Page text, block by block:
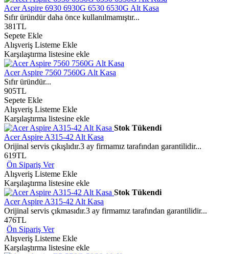
Acer Aspire 6930 6930G 6530 6530G Alt Kasa
Sıfır üründür daha önce kullanılmamıştır...
381TL
Sepete Ekle
Alışveriş Listeme Ekle
Karşılaştırma listesine ekle
Acer Aspire 7560 7560G Alt Kasa
Sıfır üründür...
905TL
Sepete Ekle
Alışveriş Listeme Ekle
Karşılaştırma listesine ekle
Stok Tükendi
Acer Aspire A315-42 Alt Kasa
Orijinal servis çıkışlıdır.3 ay firmamız tarafından garantilidir...
619TL
Ön Sipariş Ver
Alışveriş Listeme Ekle
Karşılaştırma listesine ekle
Stok Tükendi
Acer Aspire A315-42 Alt Kasa
Orijinal servis çıkmasıdır.3 ay firmamız tarafından garantilidir...
476TL
Ön Sipariş Ver
Alışveriş Listeme Ekle
Karşılaştırma listesine ekle